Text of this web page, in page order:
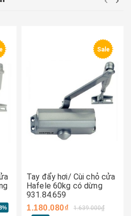
Sale
Tay đẩy hơi/ Cùi chỏ cửa
Hafele 60kg có dừng
931.84.659
1.180.080₫ 1.639.000₫